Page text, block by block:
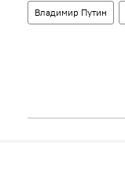
Владимир Путин